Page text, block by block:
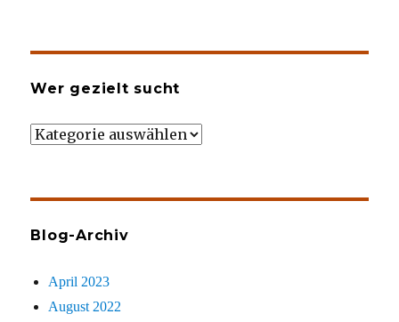
Wer gezielt sucht
Wer
Blog-Archiv
April 2023
August 2022